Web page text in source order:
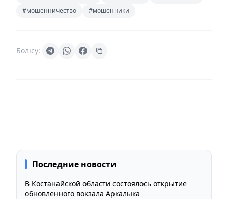
#мошенничество
#мошенники
Бөлісу:
Последние новости
В Костанайской области состоялось открытие
обновленного вокзала Аркалыка